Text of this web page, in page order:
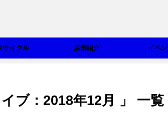
サイクル 店舗紹介 イベ
イブ：2018年12月 」 一覧